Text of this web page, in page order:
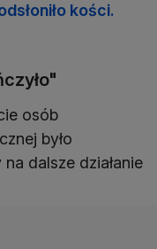
kości.
osób
było
dalsze działanie